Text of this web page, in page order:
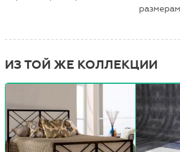
размерам
ИЗ ТОЙ ЖЕ КОЛЛЕКЦИИ